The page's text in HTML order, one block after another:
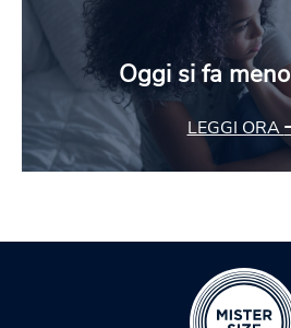
Oggi si fa
LEGGI ORA